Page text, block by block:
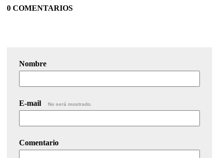
0 COMENTARIOS
Nombre
E-mail No será mostrado.
Comentario